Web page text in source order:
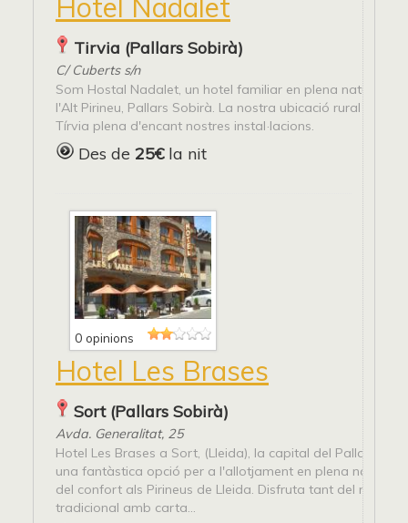
Hotel Nadalet
Tirvia (Pallars Sobirà)
C/ Cuberts s/n
Som Hostal Nadalet, un hotel familiar en plena natura, al
l'Alt Pirineu, Pallars Sobirà. La nostra ubicació rural a la
Tírvia plena d'encant nostres instal·lacions.
Des de 25€la nit
0 opinions
Hotel Les Brases
Sort (Pallars Sobirà)
Avda. Generalitat, 25
Hotel Les Brases a Sort, (Lleida), la capital del Pallars
una fantàstica opció per a l'allotjament en plena natura,
del confort als Pirineus de Lleida. Disfruta tant del nostre
tradicional amb carta...